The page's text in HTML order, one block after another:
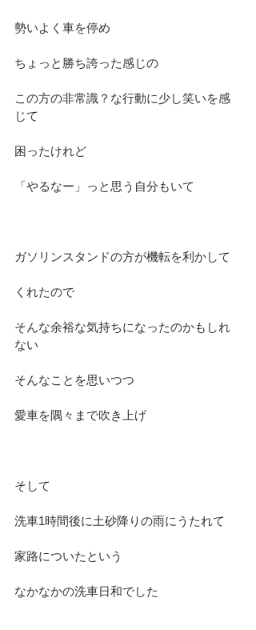
勢いよく車を停め
ちょっと勝ち誇った感じの
この方の非常識？な行動に少し笑いを感
じて
困ったけれど
「やるなー」っと思う自分もいて
ガソリンスタンドの方が機転を利かして
くれたので
そんな余裕な気持ちになったのかもしれ
ない
そんなことを思いつつ
愛車を隅々まで吹き上げ
そして
洗車1時間後に土砂降りの雨にうたれて
家路についたという
なかなかの洗車日和でした